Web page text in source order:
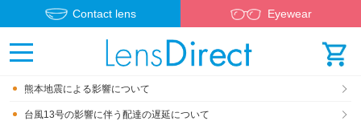
Contact lens Eyewear
熊本地震による影響について
台風13号の影響に伴う配達の遅延について